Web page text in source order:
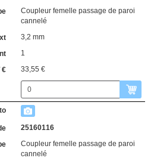
Coupleur femelle passage de paroi
cannelé
3,2 mm
1
33,55 €
25160116
Coupleur femelle passage de paroi
cannelé